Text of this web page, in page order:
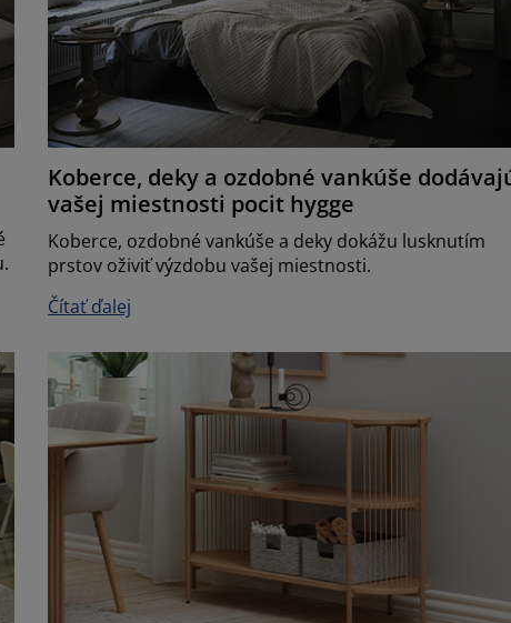
Koberce, deky a ozdobné vankúše
vašej miestnosti pocit hygge
Koberce, ozdobné vankúše a deky dokážu lusknutím
prstov oživiť výzdobu vašej miestnosti.
Čítať ďalej